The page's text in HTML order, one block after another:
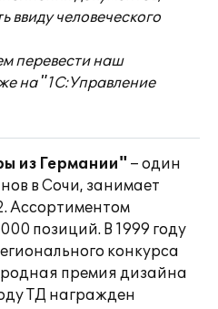
ввиду человеческого
перевести наш
на "1С:Управление
из Германии" – один
в Сочи, занимает
Ассортиментом
позиций. В 1999 году
конкурса
премия дизайна
ТД награжден